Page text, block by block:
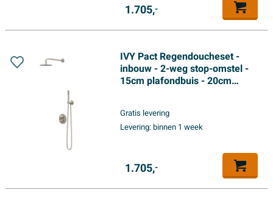
1.705,-
IVY Pact Regendoucheset -
inbouw - 2-weg stop-omstel -
15cm plafondbuis - 20cm
doucheslang - satin spray
handdouche - Geborsteld
Gratis levering
Levering:binnen 1 week
1.705,-